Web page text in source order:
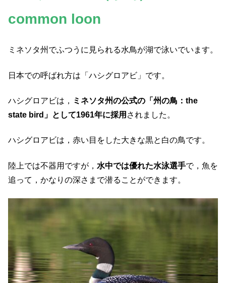
common loon
ミネソタ州でふつうに見られる水鳥が湖で泳いでいます。
日本での呼ばれ方は「ハシグロアビ」です。
ハシグロアビは， ミネソタ州の公式の「州の鳥：the
state bird」として1961年に採用 されました。
ハシグロアビは，赤い目をした大きな黒と白の鳥です。
陸上では不器用ですが， 水中では優れた水泳選手で，魚を
追って，かなりの深さまで潜ることができます。